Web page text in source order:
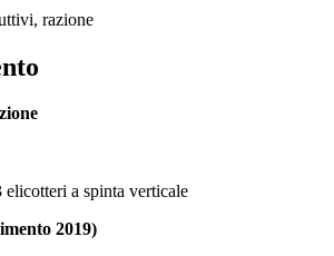
razione
elicotteri a spinta verticale
2019)